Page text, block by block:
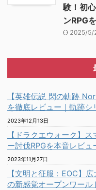
験！初
ンRPG
2025/5/
【英雄伝説 閃の軌跡
を徹底レビュー｜軌跡シ
2023年12月13日
【ドラクエウォーク】
ー討伐RPGを本音レビュ
2023年11月27日
【文明と征服：EOC】
の新感覚オープンワール